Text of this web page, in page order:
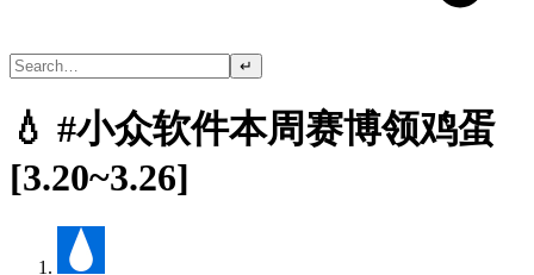
↵
💧 #小众软件本周赛博领鸡蛋
[3.20~3.26]